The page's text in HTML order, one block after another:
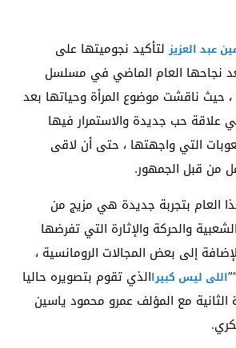
عبد العزيزلتأكيد نجوميتها على
نجاحها العام الماضي في مسلسل
حيث ناقشت موضوع المرأة وحياتها بعد
علاقة حب جديدة والاستمرار فيها
التي واجهتها ، حتى أن لاقى
من قبل الجمهور.
العام بتجربة جديدة هي مزيج من
والحركة والإثارة التي تفرضها
إلى بعض المجالات الرومانسية ،
اللى ليس كبيراالذي تقوم بتصويره حاليا
الثانية مع المؤلف عمرو محمود ياسين